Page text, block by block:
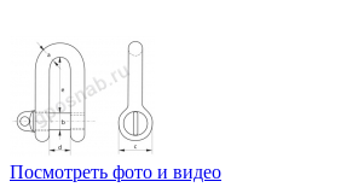
Посмотреть фото и видео